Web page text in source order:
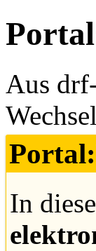
Aus
In